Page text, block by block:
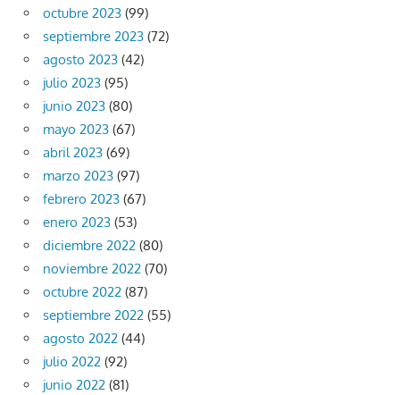
octubre 2023 (99)
septiembre 2023 (72)
agosto 2023 (42)
julio 2023 (95)
junio 2023 (80)
mayo 2023 (67)
abril 2023 (69)
marzo 2023 (97)
febrero 2023 (67)
enero 2023 (53)
diciembre 2022 (80)
noviembre 2022 (70)
octubre 2022 (87)
septiembre 2022 (55)
agosto 2022 (44)
julio 2022 (92)
junio 2022 (81)